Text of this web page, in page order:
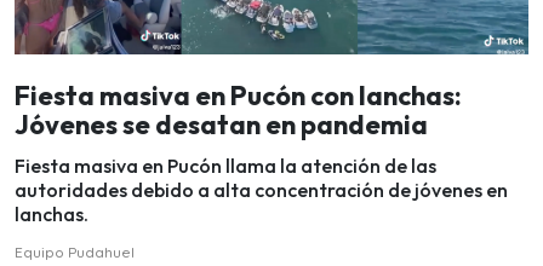
Fiesta masiva en Pucón con lanchas:
Jóvenes se desatan en pandemia
Fiesta masiva en Pucón llama la atención de las
autoridades debido a alta concentración de jóvenes en
lanchas.
Equipo Pudahuel